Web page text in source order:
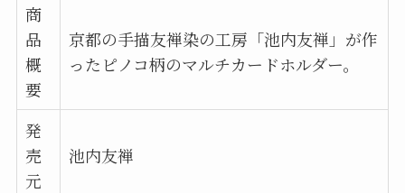
商
品
概
要
京都の手描友禅染の工房「池内友禅」が作
ったピノコ柄のマルチカードホルダー。
発
売
元
池内友禅